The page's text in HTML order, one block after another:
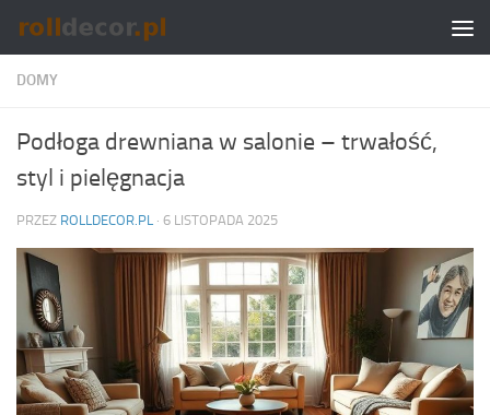
Skip to content
DOMY
Podłoga drewniana w salonie – trwałość,
styl i pielęgnacja
PRZEZ ROLLDECOR.PL · 6 LISTOPADA 2025